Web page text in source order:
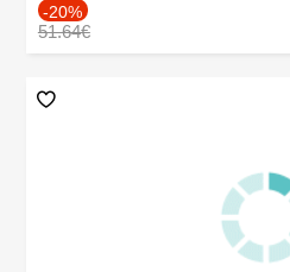
-20%
51.64€